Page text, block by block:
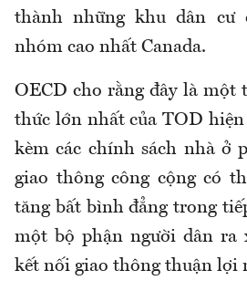
thành những khu dân cư
nhóm cao nhất Canada.
OECD cho rằng đây là một
thức lớn nhất của TOD
kèm các chính sách nhà ở
giao thông công cộng có
tăng bất bình đẳng trong
một bộ phận người dân ra
kết nối giao thông thuận lợi